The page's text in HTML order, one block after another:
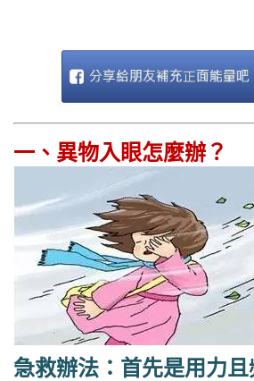
一、異物入眼怎麼辦？
急救辦法：首先是用力且